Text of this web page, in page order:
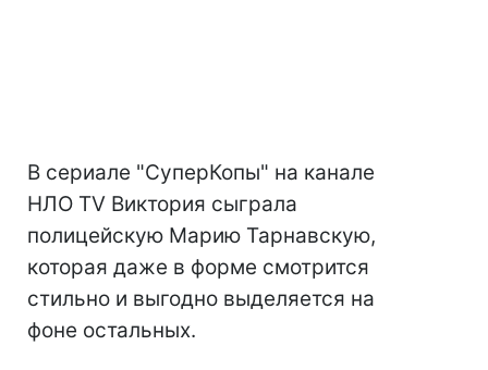
В сериале "СуперКопы" на канале
НЛО TV Виктория сыграла
полицейскую Марию Тарнавскую,
которая даже в форме смотрится
стильно и выгодно выделяется на
фоне остальных.